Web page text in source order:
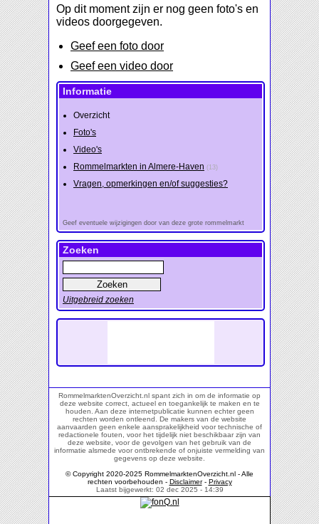
Op dit moment zijn er nog geen foto's en
videos doorgegeven.
Geef een foto door
Geef een video door
Informatie
Overzicht
Foto's
Video's
Rommelmarkten in Almere-Haven (13)
Vragen, opmerkingen en/of suggesties?
Geef eventuele wijzigingen door van deze grote rommelmarkt
Zoeken
Uitgebreid zoeken
RommelmarktenOverzicht.nl spant zich in om de informatie op
deze website correct, actueel en toegankelijk te maken en te
houden. Aan deze internetpublicatie kunnen echter geen
rechten worden ontleend. De makers van de website
aanvaarden geen enkele aansprakelijkheid voor technische of
redactionele fouten, voor het tijdelijk niet beschikbaar zijn van
deze website, voor de gevolgen van het gebruik van de
informatie alsmede voor ontbrekende of onjuiste vermelding van
gegevens op deze website.
© Copyright 2020-2025 RommelmarktenOverzicht.nl - Alle
rechten voorbehouden - Disclaimer- Privacy
Laatst bijgewerkt: 02 dec 2025 - 14:39